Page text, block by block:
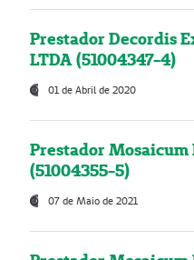
Prestador Decordis
LTDA (51004347-4)
01 de Abril de 2020
Prestador
(51004355-5)
07 de Maio de 2021